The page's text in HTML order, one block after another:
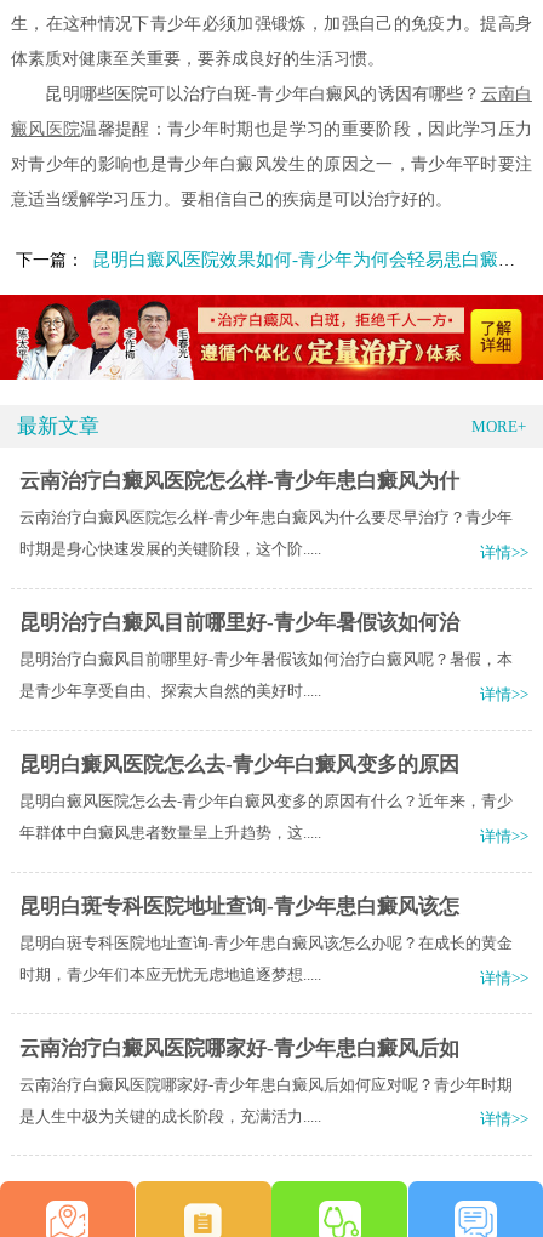
生，在这种情况下青少年必须加强锻炼，加强自己的免疫力。提高身
体素质对健康至关重要，要养成良好的生活习惯。
昆明哪些医院可以治疗白斑-青少年白癜风的诱因有哪些？ 云南白
癜风医院温馨提醒：青少年时期也是学习的重要阶段，因此学习压力
对青少年的影响也是青少年白癜风发生的原因之一，青少年平时要注
意适当缓解学习压力。要相信自己的疾病是可以治疗好的。
下一篇： 昆明白癜风医院效果如何-青少年为何会轻易患白癜风呢
最新文章 MORE+
云南治疗白癜风医院怎么样-青少年患白癜风为什
云南治疗白癜风医院怎么样-青少年患白癜风为什么要尽早治疗？青少年
时期是身心快速发展的关键阶段，这个阶.....
详情>>
昆明治疗白癜风目前哪里好-青少年暑假该如何治
昆明治疗白癜风目前哪里好-青少年暑假该如何治疗白癜风呢？暑假，本
是青少年享受自由、探索大自然的美好时.....
详情>>
昆明白癜风医院怎么去-青少年白癜风变多的原因
昆明白癜风医院怎么去-青少年白癜风变多的原因有什么？近年来，青少
年群体中白癜风患者数量呈上升趋势，这.....
详情>>
昆明白斑专科医院地址查询-青少年患白癜风该怎
昆明白斑专科医院地址查询-青少年患白癜风该怎么办呢？在成长的黄金
时期，青少年们本应无忧无虑地追逐梦想.....
详情>>
云南治疗白癜风医院哪家好-青少年患白癜风后如
云南治疗白癜风医院哪家好-青少年患白癜风后如何应对呢？青少年时期
是人生中极为关键的成长阶段，充满活力.....
详情>>